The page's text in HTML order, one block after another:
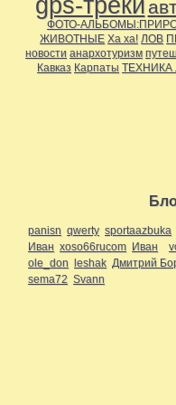
gps-треки
ФОТО-
ЖИВОТНЫЕ Ха ха! ЛОВ
новости анархотуризм
Кавказ Карпаты ТЕХНИКА
panisn qwerty sportaazbuka
Иван xoso66rucom Иван
ole_don leshak Дмитрий
sema72 Svann